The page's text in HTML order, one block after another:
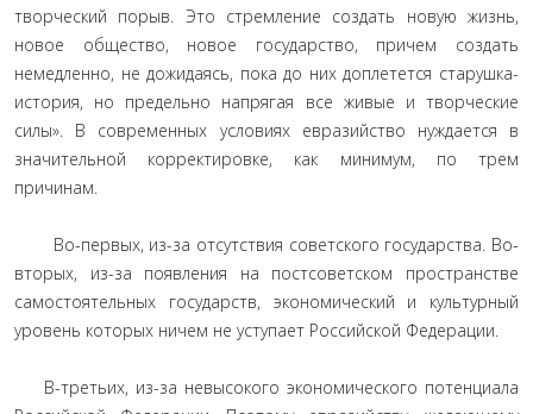
творческий порыв. Это стремление создать новую жизнь,
новое общество, новое государство, причем создать
немедленно, не дожидаясь, пока до них доплетется старушка-
история, но предельно напрягая все живые и творческие
силы». В современных условиях евразийство нуждается в
значительной корректировке, как минимум, по трем
причинам.
Во-первых, из-за отсутствия советского государства. Во-
вторых, из-за появления на постсоветском пространстве
самостоятельных государств, экономический и культурный
уровень которых ничем не уступает Российской Федерации.
В-третьих, из-за невысокого экономического потенциала